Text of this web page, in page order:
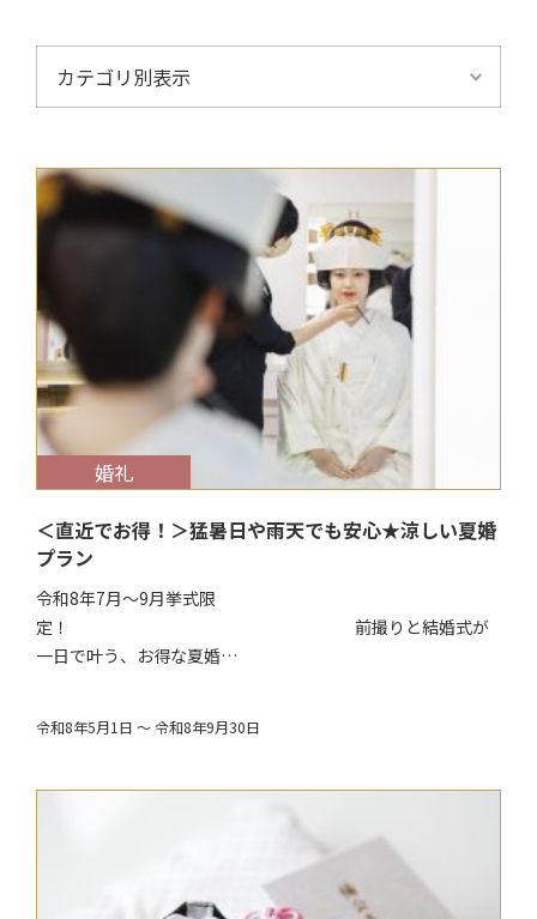
$target_date
婚礼
＜直近でお得！＞猛暑日や雨天でも安心★涼しい夏婚
プラン
令和8年7月～9月挙式限
定！ 前撮りと結婚式が
一日で叶う、お得な夏婚…
令和8年5月1日 ～ 令和8年9月30日